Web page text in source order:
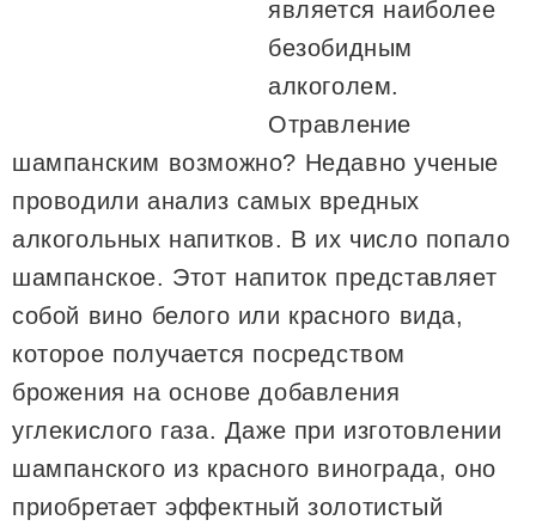
является наиболее
безобидным
алкоголем.
Отравление
шампанским возможно? Недавно ученые
проводили анализ самых вредных
алкогольных напитков. В их число попало
шампанское. Этот напиток представляет
собой вино белого или красного вида,
которое получается посредством
брожения на основе добавления
углекислого газа. Даже при изготовлении
шампанского из красного винограда, оно
приобретает эффектный золотистый